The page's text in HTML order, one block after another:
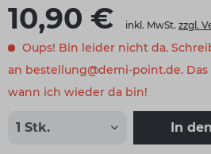
10,90 € inkl. MwSt. zzgl.
Oups! Bin leider nicht da.
an bestellung@demi-point.de.
wann ich wieder da bin!
In den